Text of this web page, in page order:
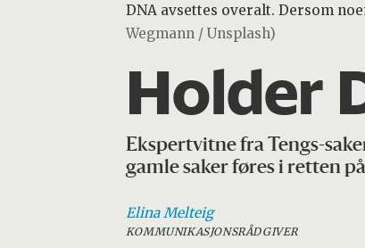
DNA avsettes overalt. Dersom
Wegmann / Unsplash)
Holder
Ekspertvitne fra Tengs-
gamle saker føres i retten
Elina Melteig
KOMMUNIKASJONSRÅDGIVER